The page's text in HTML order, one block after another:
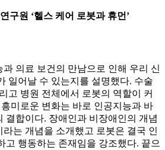
구원 ‘헬스 케어 로봇과 휴먼’
의료 보건의 만남으로 인해 우리 신
일어날 수 있는지를 설명했다. 수술
고 병원 전체에서 로봇의 역할이 커
미로운 변화는 바로 인공지능과 바
결합이다. 장애인과 비장애인의 개념
는 개념을 소개했고 로봇은 결국 인
고 행동하는 존재임을 강조했다. 끝으